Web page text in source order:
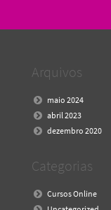
Arquivos
maio 2024
abril 2023
dezembro 2020
Categorias
Cursos Online